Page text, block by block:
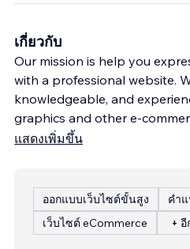
เกี่ยวกับ
Our mission is help you
with a professional website.
knowledgeable, and
graphics and other e-
แสดงเพิ่มขึ้น
ออกแบบเว็บไซต์ขั้นสูง
คำ
เว็บไซต์ eCommerce
+